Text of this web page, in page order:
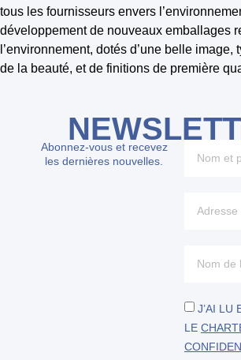
tous les fournisseurs envers
développement de nouveaux emballages
l’environnement, dotés d’une belle image,
de la beauté, et de finitions de première
Abonnez-vous et recevez
les dernières nouvelles.
J’AI LU
LE